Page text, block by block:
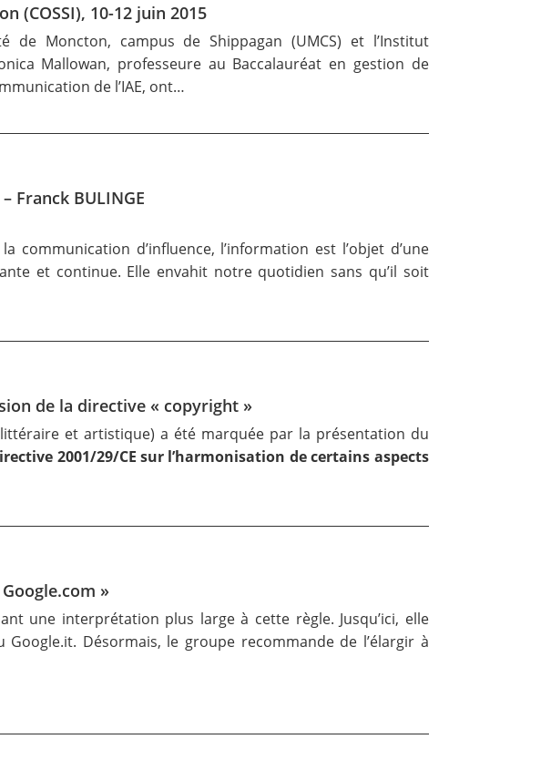
(COSSI), 10-12 juin 2015
de Moncton, campus de Shippagan (UMCS) et l’Institut
Mallowan, professeure au Baccalauréat en gestion de
de l’IAE, ont…
Franck BULINGE
d’influence, l’information est l’objet d’une
et continue. Elle envahit notre quotidien sans qu’il soit
de la directive « copyright »
et artistique) a été marquée par la présentation du
2001/29/CE sur l’harmonisation de certains aspects
»
une interprétation plus large à cette règle. Jusqu’ici, elle
Désormais, le groupe recommande de l’élargir à